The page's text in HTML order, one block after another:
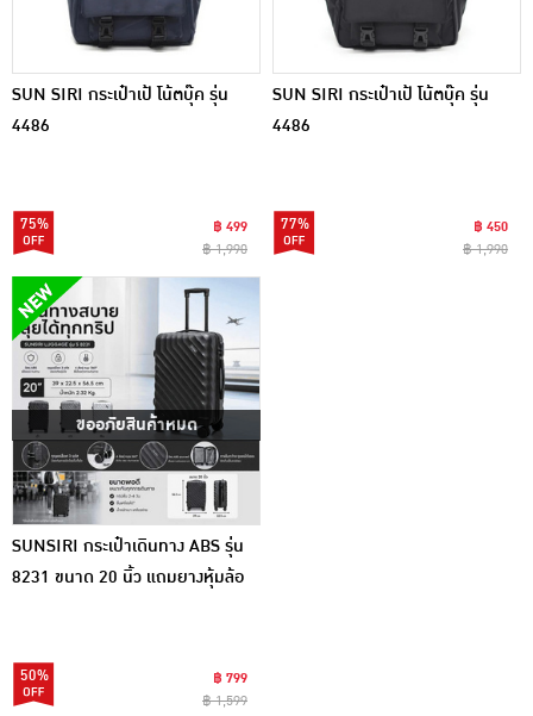
SUN SIRI กระเป๋าเป้ โน้ตบุ๊ค รุ่น
4486
75%
฿ 499
฿ 1,990
SUN SIRI กระเป๋าเป้ โน้ตบุ๊ค รุ่น
4486
77%
฿ 450
฿ 1,990
ขออภัยสินค้าหมด
SUNSIRI กระเป๋าเดินทาง ABS รุ่น
8231 ขนาด 20 นิ้ว แถมยางหุ้มล้อ
50%
฿ 799
฿ 1,599